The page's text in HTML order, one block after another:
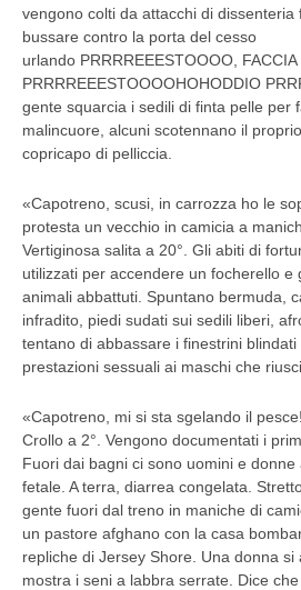
vengono colti da attacchi di dissenteria
bussare contro la porta del cesso
urlando PRRRREEESTOOOO, FACCIA
PRRRREEESTOOOOHOHODDIO
gente squarcia i sedili di finta pelle per
malincuore, alcuni scotennano il
copricapo di pelliccia.
«Capotreno, scusi, in carrozza ho le
protesta un vecchio in camicia a
Vertiginosa salita a 20°. Gli abiti di
utilizzati per accendere un focherello e
animali abbattuti. Spuntano bermuda,
infradito, piedi sudati sui sedili liberi,
tentano di abbassare i finestrini
prestazioni sessuali ai maschi che
«Capotreno, mi si sta sgelando il
Crollo a 2°. Vengono documentati i
Fuori dai bagni ci sono uomini e donne
fetale. A terra, diarrea congelata.
gente fuori dal treno in maniche di
un pastore afghano con la casa
repliche di Jersey Shore. Una donna si
mostra i seni a labbra serrate. Dice